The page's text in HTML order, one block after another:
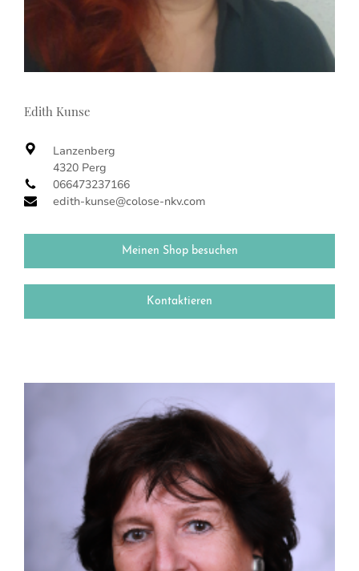
Edith Kunse
Lanzenberg
4320 Perg
066473237166
edith-kunse@colose-nkv.com
Meinen Shop besuchen
Kontaktieren